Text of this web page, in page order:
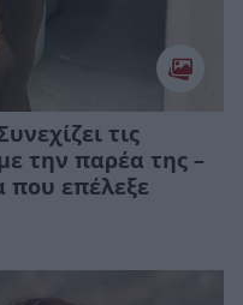
τις
την παρέα της –
που επέλεξε